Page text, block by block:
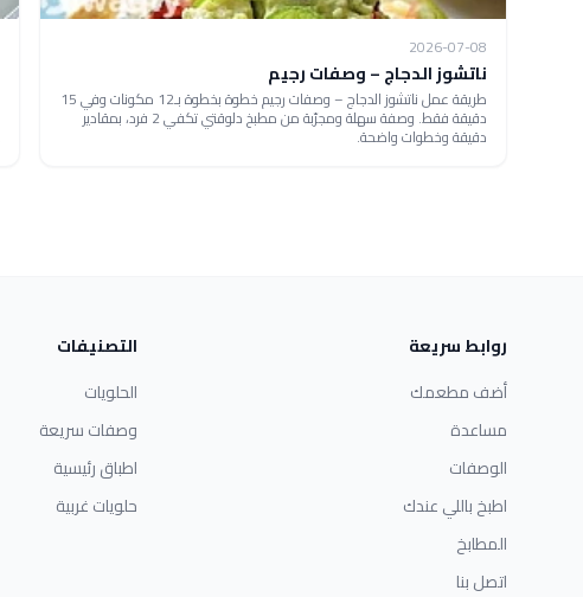
2026-07-08
ناتشوز الدجاج – وصفات رجيم
طريقة عمل ناتشوز الدجاج – وصفات رجيم خطوة بخطوة بـ12 مكونات وفي 15
دقيقة فقط. وصفة سهلة ومجرّبة من مطبخ دلوقتي تكفي 2 فرد، بمقادير
دقيقة وخطوات واضحة.
روابط سريعة
أضف مطعمك
مساعدة
الوصفات
اطبخ باللي عندك
المطابخ
اتصل بنا
التصنيفات
الحلويات
وصفات سريعة
اطباق رئيسية
حلويات غربية